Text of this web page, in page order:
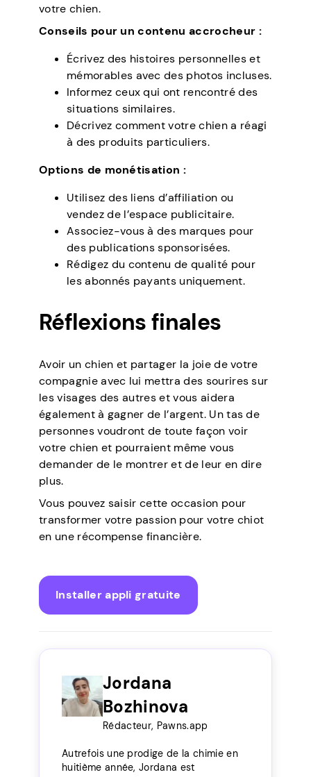
votre chien.
Conseils pour un contenu accrocheur :
Écrivez des histoires personnelles et
mémorables avec des photos incluses.
Informez ceux qui ont rencontré des
situations similaires.
Décrivez comment votre chien a réagi
à des produits particuliers.
Options de monétisation :
Utilisez des liens d’affiliation ou
vendez de l’espace publicitaire.
Associez-vous à des marques pour
des publications sponsorisées.
Rédigez du contenu de qualité pour
les abonnés payants uniquement.
Réflexions finales
Avoir un chien et partager la joie de votre
compagnie avec lui mettra des sourires sur
les visages des autres et vous aidera
également à gagner de l’argent. Un tas de
personnes voudront de toute façon voir
votre chien et pourraient même vous
demander de le montrer et de leur en dire
plus.
Vous pouvez saisir cette occasion pour
transformer votre passion pour votre chiot
en une récompense financière.
Installer appli gratuite
Jordana
Bozhinova
Rédacteur, Pawns.app
Autrefois une prodige de la chimie en
huitième année, Jordana est